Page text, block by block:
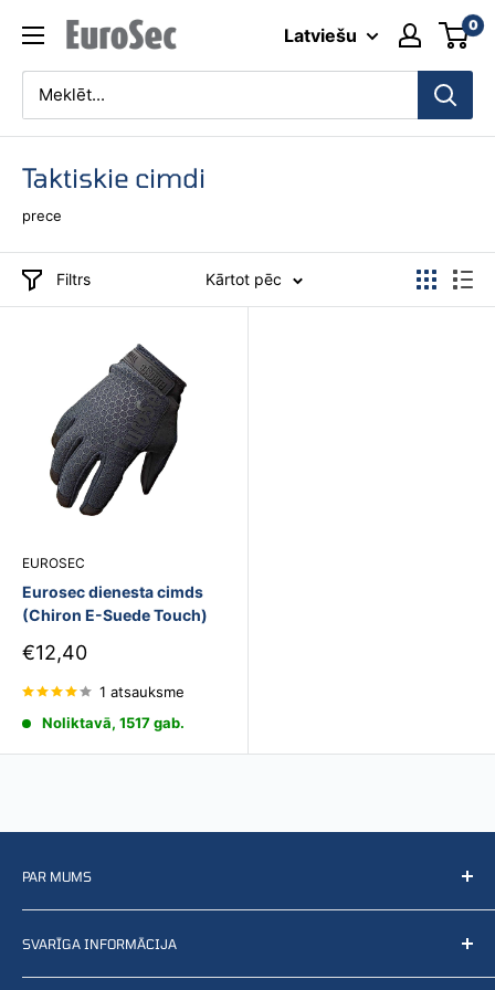
saturu
Eurosec Latviešu 0
Taktiskie cimdi
prece
Filtrs Kārtot pēc
EUROSEC
Eurosec dienesta cimds
(Chiron E-Suede Touch)
Pārdošanas
cena
€12,40
1 atsauksme
Noliktavā, 1517 gab.
PAR MUMS
Mēs pārdodam, izplatām, nodrošinām, izstrādājam un
ražojam preces, kas saistītas ar aizsardzību, glābšanu un
likumsardzību, kā arī citu nozaru produktus. Vēlams
SVARĪGA INFORMĀCIJA
Pakalpojumu noteikumi